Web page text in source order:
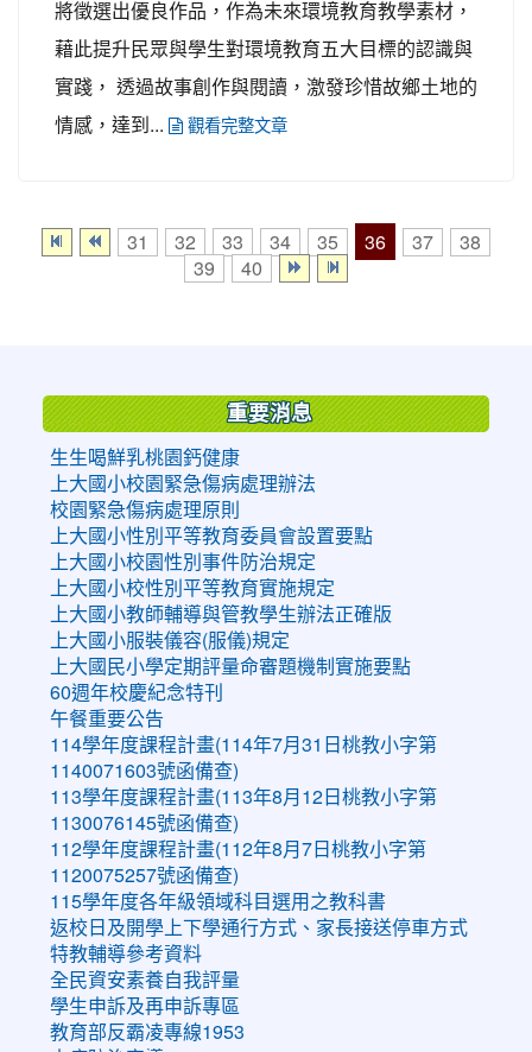
將徵選出優良作品，作為未來環境教育教學素材，
藉此提升民眾與學生對環境教育五大目標的認識與
實踐， 透過故事創作與閱讀，激發珍惜故鄉土地的
情感，達到...
觀看完整文章
31 32 33 34 35 36 37
38
39
40
重要消息
生生喝鮮乳桃園鈣健康
上大國小校園緊急傷病處理辦法
校園緊急傷病處理原則
上大國小性別平等教育委員會設置要點
上大國小校園性別事件防治規定
上大國小校性別平等教育實施規定
上大國小教師輔導與管教學生辦法正確版
上大國小服裝儀容(服儀)規定
上大國民小學定期評量命審題機制實施要點
60週年校慶紀念特刊
午餐重要公告
114學年度課程計畫(114年7月31日桃教小字第
1140071603號函備查)
113學年度課程計畫(113年8月12日桃教小字第
1130076145號函備查)
112學年度課程計畫(112年8月7日桃教小字第
1120075257號函備查)
115學年度各年級領域科目選用之教科書
返校日及開學上下學通行方式、家長接送停車方式
特教輔導參考資料
全民資安素養自我評量
學生申訴及再申訴專區
教育部反霸凌專線1953